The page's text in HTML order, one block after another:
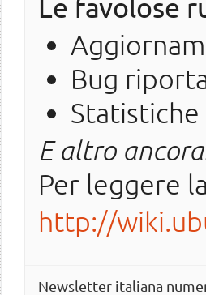
Le favolose
Bug
E altro
Per leggere
http://
Newsletter italiana